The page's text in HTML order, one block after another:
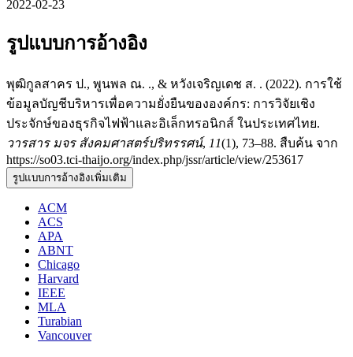
2022-02-23
รูปแบบการอ้างอิง
พุฒิกูลสาคร ป., พูนพล ณ. ., & หวังเจริญเดช ส. . (2022). การใช้
ข้อมูลบัญชีบริหารเพื่อความยั่งยืนขององค์กร: การวิจัยเชิง
ประจักษ์ของธุรกิจไฟฟ้าและอิเล็กทรอนิกส์ ในประเทศไทย.
วารสาร มจร สังคมศาสตร์ปริทรรศน์, 11(1), 73–88. สืบค้น จาก
https://so03.tci-thaijo.org/index.php/jssr/article/view/253617
รูปแบบการอ้างอิงเพิ่มเติม
ACM
ACS
APA
ABNT
Chicago
Harvard
IEEE
MLA
Turabian
Vancouver